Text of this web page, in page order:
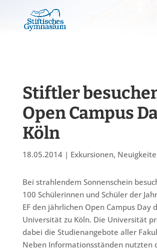
Stiftler
Open Campus
Köln
18.05.2014| Exkursionen,
Bei strahlendem Sonnenschein
100 Schülerinnen und Schüler der
EF den jährlichen Open Campus Day
Universität zu Köln. Die Universität
dabei die Studienangebote aller
Neben Informationsständen nutzten